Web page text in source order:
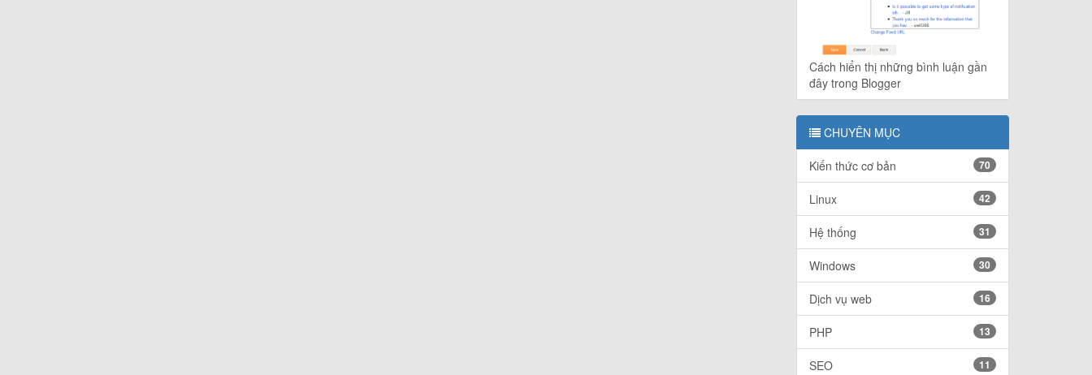
Cách hiển thị những bình luận gần
đây trong Blogger
CHUYÊN MỤC
Kiến thức cơ bản 70
Linux 42
Hệ thống 31
Windows 30
Dịch vụ web 16
PHP 13
SEO 11